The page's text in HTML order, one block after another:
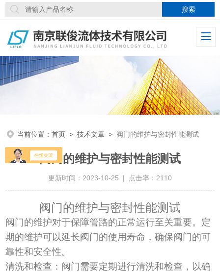
当前位置：首页 >技术文章 > 阀门的维护与密封性能测试
阀门的维护与密封性能测试
更新时间：2023-10-25 | 点击率：2110
阀门的维护与密封性能测试
阀门的维护对于保障管路的正常运行至关重要。定
期的维护可以延长阀门的使用寿命，确保阀门的可
靠性和安全性。
清洗和检查 ： 阀门需要定期进行清洗和检查，以确